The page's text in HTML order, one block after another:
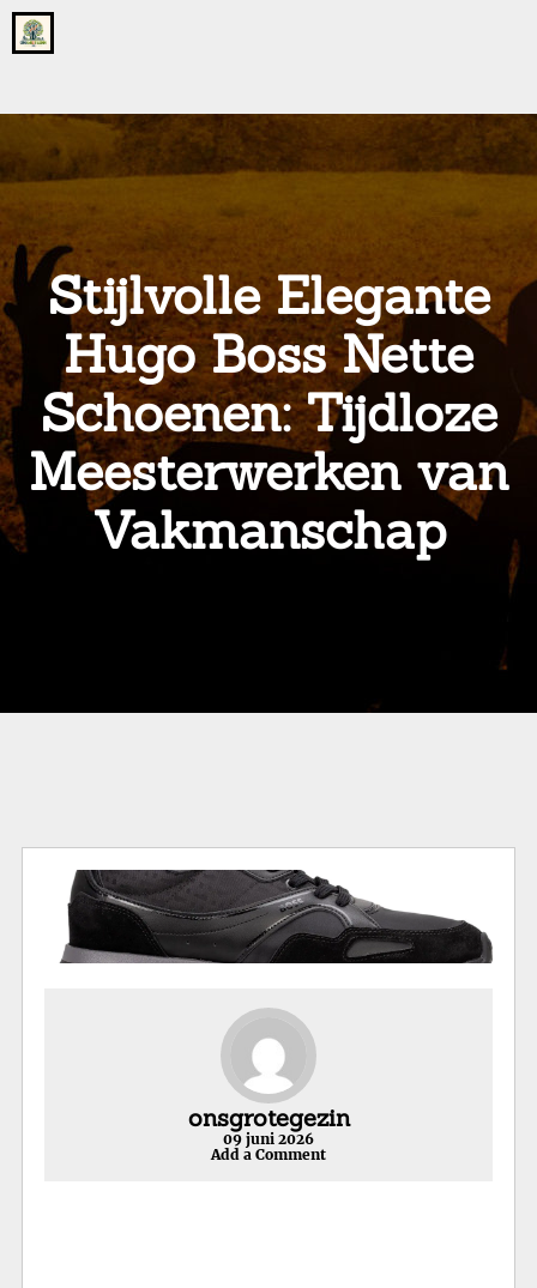
Go
to
page
onsgrotegezin.nl
Stijlvolle Elegante
Hugo Boss Nette
Schoenen: Tijdloze
Meesterwerken van
Vakmanschap
onsgrotegezin
09 juni 2026
Add a Comment